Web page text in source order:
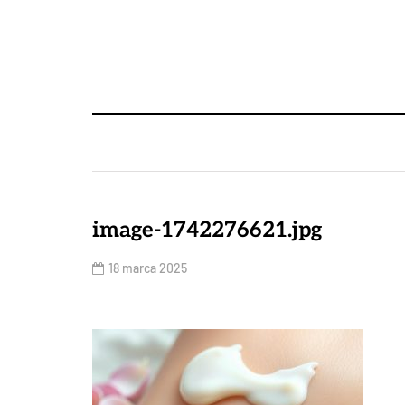
image-1742276621.jpg
18 marca 2025